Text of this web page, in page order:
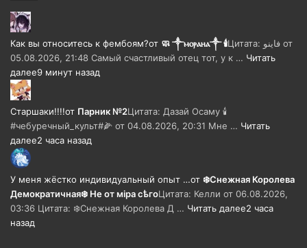
Как вы относитесь к фембоям?от 🧼 ༒ⲙⲟⲣⲁⲏⲁ༒ 🕯️Цитата: فاينو от
05.08.2026, 21:48 Самый счастливый отец тот, у к … Читать
далее9 минут назад
Старшаки!!!!от Парник №2Цитата: Дазай Осаму 🕯
#чебуречный_культ#🌽 от 04.08.2026, 20:31 Мне … Читать
далее2 часа назад
У меня жёстко индивидуальный опыт …от ❄️Снежная Королева
Демократичная❄️ Не от мiра сѣгоЦитата: Келли от 06.08.2026,
03:36 Цитата: ❄️Снежная Королева Д … Читать далее2 часа
назад